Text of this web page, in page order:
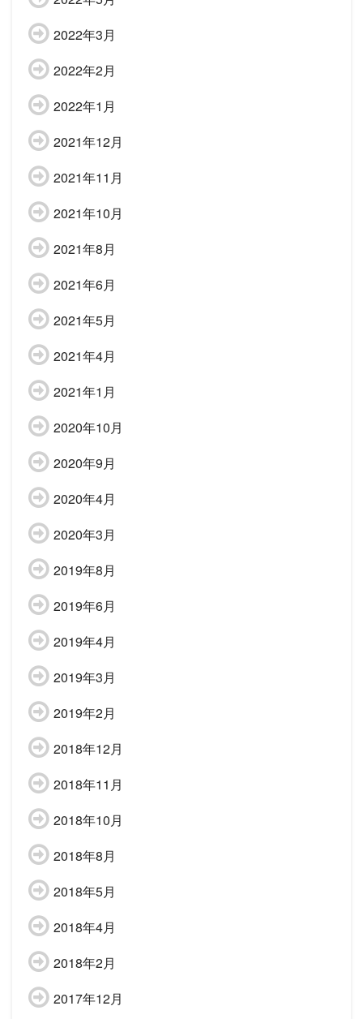
2022年3月
2022年2月
2022年1月
2021年12月
2021年11月
2021年10月
2021年8月
2021年6月
2021年5月
2021年4月
2021年1月
2020年10月
2020年9月
2020年4月
2020年3月
2019年8月
2019年6月
2019年4月
2019年3月
2019年2月
2018年12月
2018年11月
2018年10月
2018年8月
2018年5月
2018年4月
2018年2月
2017年12月